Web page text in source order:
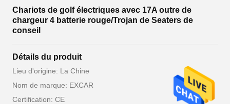
Chariots de golf électriques avec 17A outre de
chargeur 4 batterie rouge/Trojan de Seaters de
conseil
Détails du produit
Lieu d'origine: La Chine
Nom de marque: EXCAR
Certification: CE